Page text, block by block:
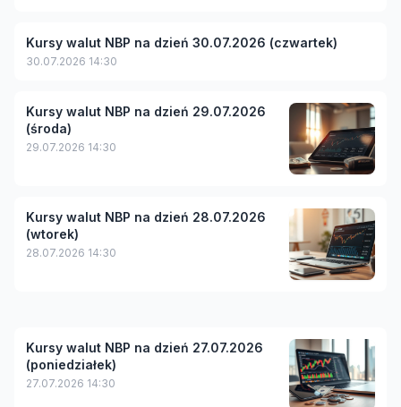
Kursy walut NBP na dzień 30.07.2026 (czwartek)
30.07.2026 14:30
Kursy walut NBP na dzień 29.07.2026
(środa)
29.07.2026 14:30
Kursy walut NBP na dzień 28.07.2026
(wtorek)
28.07.2026 14:30
Kursy walut NBP na dzień 27.07.2026
(poniedziałek)
27.07.2026 14:30